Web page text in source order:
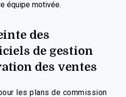
équipe motivée.
des
de gestion
des ventes
les plans de commission